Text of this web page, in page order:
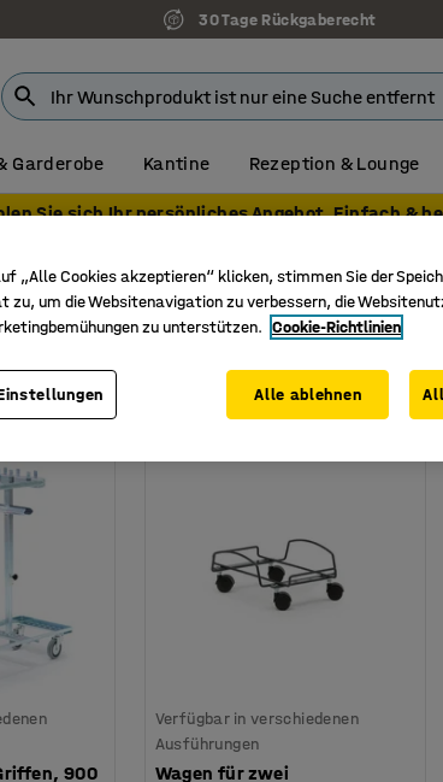
30 Tage Rückgaberecht
Garderobe Kantine Rezeption & Lounge
Sie sich Ihr persönliches Angebot. Einfach &
900
Verfügbar in verschiedenen
Ausführungen
Wagen für zwei
„Alle Cookies akzeptieren“ klicken, stimmen Sie der
zu, um die Websitenavigation zu verbessern, die
zu unterstützen. Cookie-Richtlinien
Alle ablehnen